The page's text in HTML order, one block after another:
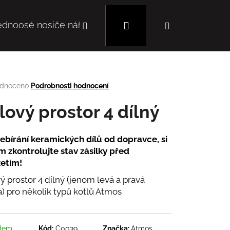
nosiče nářadí Mulčovače
Přihlášení
Podrobnosti hodnocení
prostor 4 dílný
keramických dílů od dopravce, si
zkontrolujte stav zásilky před
prostor 4 dílný (jenom levá a pravá
pro několik typů kotlů Atmos
Kód: C0039 Značka:Atmos